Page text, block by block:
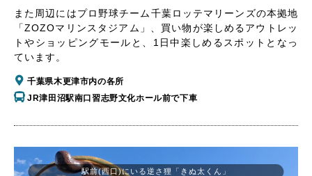
また周辺にはプロ野球チーム千葉ロッテマリーンズの本拠地
「ZOZOマリンスタジアム」、買い物が楽しめるアウトレッ
トやショッピングモールと、1日中楽しめるスポットとなっ
ています。
千葉県木更津市内の各所
JR津田沼駅南口習志野文化ホール前で下車
駅前(西口)にいる逆さ狸「きぬ太くん」